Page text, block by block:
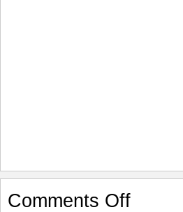
Comments Offon